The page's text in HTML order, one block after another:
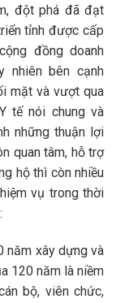
đột phá đã đạt
tỉnh được cấp
đồng doanh
nhiên bên cạnh
mặt và vượt qua
tế nói chung và
những thuận lợi
quan tâm, hỗ trợ
hộ thì còn nhiều
vụ trong thời
năm xây dựng và
120 năm là niềm
bộ, viên chức,